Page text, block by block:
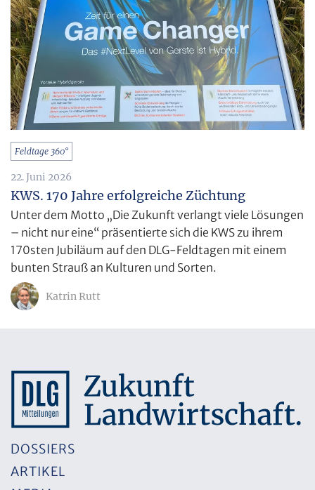
Feldtage 360°
22. Juni 2026
KWS. 170 Jahre erfolgreiche Züchtung
Unter dem Motto „Die Zukunft verlangt viele Lösungen
– nicht nur eine“ präsentierte sich die KWS zu ihrem
170sten Jubiläum auf den DLG-Feldtagen mit einem
bunten Strauß an Kulturen und Sorten.
Katrin Rutt
DOSSIERS
ARTIKEL